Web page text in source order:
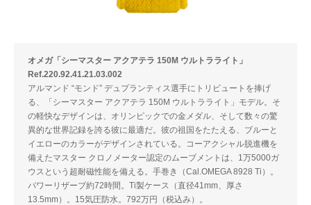
オメガ「シーマスター アクアテラ 150M ウルトラライト」
Ref.220.92.41.21.03.002
アルマンド “モンド” デュプランティス選手にトリビュートを捧げ
る、「シーマスター アクアテラ 150M ウルトラライト」モデル。そ
の軽快なデザインは、オリンピックでの金メダル、そして数々の驚
異的な世界記録を誇る彼に最適だ。彼の祖国をたたえる、ブルーと
イエローのカラーがデザインされている。コーアクシャル脱進機を
備えたマスター クロノメーター認定のムーブメントは、1万5000ガ
ウスという超耐磁性能を備える。手巻き（Cal.OMEGA 8928 Ti）。
パワーリザーブ約72時間。Ti製ケース（直径41mm、厚さ
13.5mm）。15気圧防水。792万円（税込み）。